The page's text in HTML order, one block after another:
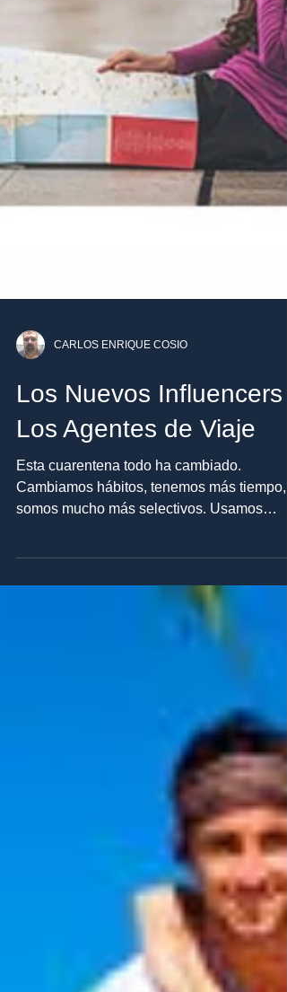
CARLOS ENRIQUE COSIO
Los Nuevos Influencers
Los Agentes de Viaje
Esta cuarentena todo ha cambiado.
somos mucho más selectivos. Usamos